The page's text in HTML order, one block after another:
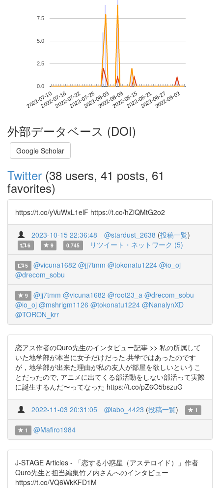
2022-07-102022-07-162022-07-222022-07-282022-08-032022-08-092022-08-152022-08-212022-08-272022-09-02
0.0
2.5
5.0
7.5
外部データベース (DOI)
Google Scholar
Twitter (38 users, 41 posts, 61
favorites)
https://t.co/yVuWxL1elF https://t.co/hZiQMtG2o2
2023-10-15 22:36:48 @stardust_2638 (投稿一覧)
6 9 0.745 リツイート・ネットワーク (5)
5 @vicuna1682 @jj7tmm @tokonatu1224 @io_oj
@drecom_sobu
9 @jj7tmm @vicuna1682 @root23_a @drecom_sobu
@io_oj @mshrigm1126 @tokonatu1224 @NanalynXD
@TORON_krr
恋アス作者のQuro先生のインタビュー記事 >> 私の所属して
いた地学部が本当に女子だけだった.共学ではあったのです
が，地学部が出来た理由が私の友人が部屋を欲しいというこ
とだったので, アニメに出てくる部活動をしない部活って実際
に誕生するんだ〜ってなった https://t.co/pZ6O5bszuG
2022-11-03 20:31:05 @labo_4423 (投稿一覧) 1
1 @Mafiro1984
J-STAGE Articles - 「恋する小惑星（アステロイド）」作者
Quro先生と担当編集竹ノ内さんへのインタビュー
https://t.co/VQ6WkKFD1M